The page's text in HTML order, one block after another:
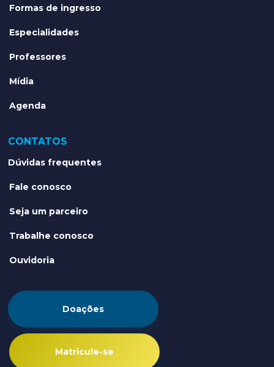
Formas de ingresso
Especialidades
Professores
Mídia
Agenda
CONTATOS
Dúvidas frequentes
Fale conosco
Seja um parceiro
Trabalhe conosco
Ouvidoria
Doações
Matricule-se